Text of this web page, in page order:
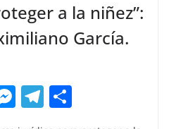
a la niñez”:
García.
M
e
T